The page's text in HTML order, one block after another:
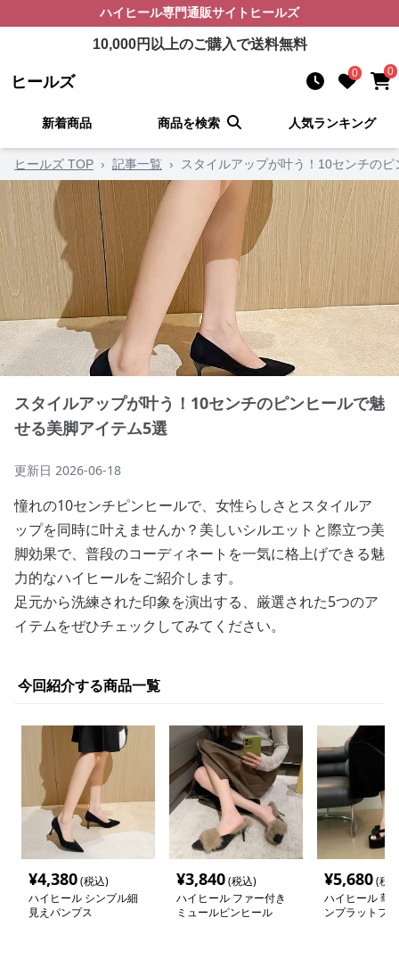
ハイヒール専門通販サイト ヒールズ
10,000円以上のご購入で送料無料
ヒールズ 0 0
新着商品 商品を検索 人気ランキング
ヒールズ TOP › 記事一覧 › スタイルアップが叶う！10センチの
スタイルアップが叶う！10センチのピンヒールで魅
せる美脚アイテム5選
更新日 2026-06-18
憧れの10センチピンヒールで、女性らしさとスタイルア
ップを同時に叶えませんか？美しいシルエットと際立つ美
脚効果で、普段のコーディネートを一気に格上げできる魅
力的なハイヒールをご紹介します。
足元から洗練された印象を演出する、厳選された5つのア
イテムをぜひチェックしてみてください。
今回紹介する商品一覧
¥4,380(税込)
ハイヒール シンプル細
見えパンプス
¥3,840(税込)
ハイヒール ファー付き
ミュールピンヒール
¥5,680(税
ハイヒール 華
ンプラットフ